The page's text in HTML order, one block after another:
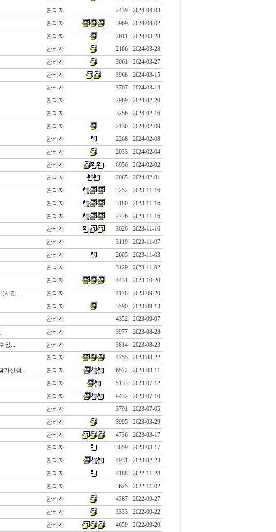
관리자 2439
2024-04-03
관리자 3969
2024-04-02
관리자 2611
2024-03-28
관리자 2106
2024-03-28
관리자 3061
2024-03-27
관리자 3968
2024-03-15
관리자 3707
2024-03-13
관리자 2909
2024-02-20
관리자 3256
2024-02-16
관리자 2130
2024-02-09
관리자 2268
2024-02-08
관리자 2033
2024-02-04
관리자 6956
2024-02-02
관리자 2065
2024-02-01
관리자 3252
2023-11-16
관리자 3180
2023-11-16
관리자 2776
2023-11-16
관리자 3026
2023-11-16
관리자 3119
2023-11-07
관리자 2605
2023-11-03
관리자 3129
2023-11-02
관리자 4431
2023-10-20
(시간 ... 관리자 4178
2023-09-20
관리자 3590
2023-09-13
관리자 4352
2023-09-07
관리자 3977
2023-08-28
정... 관리자 3814
2023-08-23
관리자 4755
2023-08-22
가신청... 관리자 6572
2023-08-11
관리자 5133
2023-07-12
관리자 9432
2023-07-10
관리자 3791
2023-07-05
관리자 3995
2023-03-29
관리자 4736
2023-03-17
관리자 3859
2023-03-17
관리자 4931
2023-02-23
관리자 4188
2022-11-28
관리자 3625
2022-11-02
관리자 4387
2022-09-27
관리자 3333
2022-09-22
관리자 4659 2022-09-20